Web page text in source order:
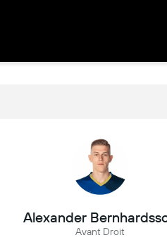
Alexander
Avant Droit